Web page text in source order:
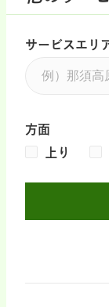
サービスエリ
方面
上り